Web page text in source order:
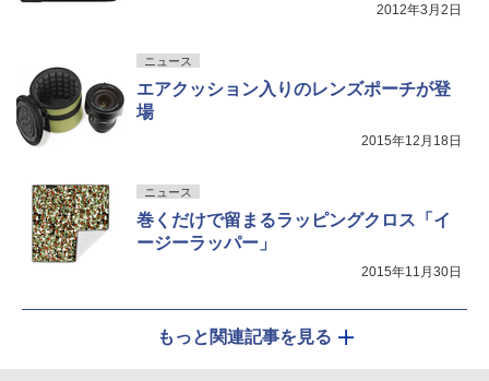
2012年3月2日
ニュース
エアクッション入りのレンズポーチが登
場
2015年12月18日
ニュース
巻くだけで留まるラッピングクロス「イ
ージーラッパー」
2015年11月30日
もっと関連記事を見る